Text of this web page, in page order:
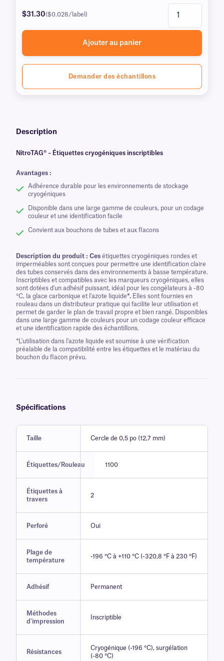
$31.30($0.028/label)
Ajouter au panier
Demander des échantillons
Description
NitroTAG® – Étiquettes cryogéniques inscriptibles
Avantages :
Adhérence durable pour les environnements de stockage
cryogéniques
Disponible dans une large gamme de couleurs, pour un codage
couleur et une identification facile
Convient aux bouchons de tubes et aux flacons
Description du produit : Ces étiquettes cryogéniques rondes et
imperméables sont conçues pour permettre une identification claire
des tubes conservés dans des environnements à basse température.
Inscriptibles et compatibles avec les marqueurs cryogéniques, elles
sont dotées d'un adhésif puissant, idéal pour les congélateurs à -80
°C, la glace carbonique et l'azote liquide*. Elles sont fournies en
rouleau dans un distributeur pratique qui facilite leur utilisation et
permet de garder le plan de travail propre et bien rangé. Disponibles
dans une large gamme de couleurs pour un codage couleur efficace
et une identification rapide des échantillons.
*L'utilisation dans l'azote liquide est soumise à une vérification
préalable de la compatibilité entre les étiquettes et le matériau du
bouchon du flacon prévu.
Spécifications
Taille Cercle de 0,5 po (12,7 mm)
Étiquettes/Rouleau 1100
Étiquettes à
travers
2
Perforé Oui
Plage de
température
-196 °C à +110 °C (-320,8 °F à 230 °F)
Adhésif Permanent
Méthodes
d'impression
Inscriptible
Résistances
Cryogénique (-196 °C), surgélation
(-80 °C)